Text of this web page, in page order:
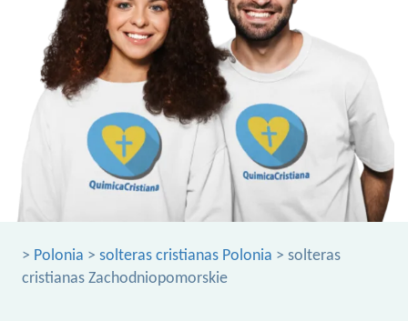
> Polonia > solteras cristianas Polonia > solteras
cristianas Zachodniopomorskie